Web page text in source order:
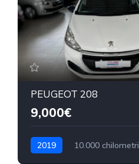
PEUGEOT 208
9,000€
2019
10.000 chilometri